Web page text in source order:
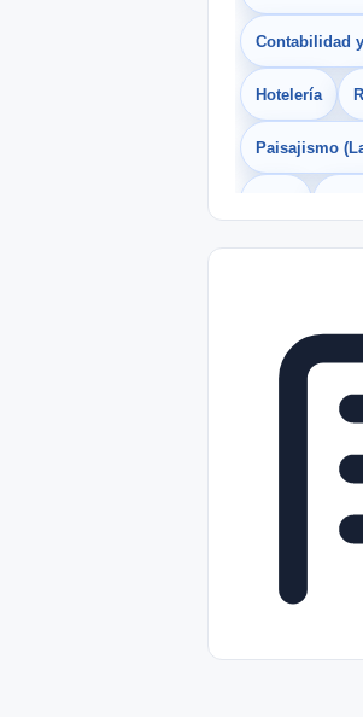
Contabilidad
Hotelería
Paisajismo
Freelance